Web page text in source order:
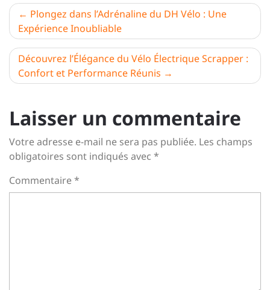
Navigation
de
l’article
Plongez dans l’Adrénaline du DH Vélo : Une
Expérience Inoubliable
Découvrez l’Élégance du Vélo Électrique Scrapper :
Confort et Performance Réunis
Laisser un commentaire
Votre adresse e-mail ne sera pas publiée. Les champs
obligatoires sont indiqués avec *
Commentaire*